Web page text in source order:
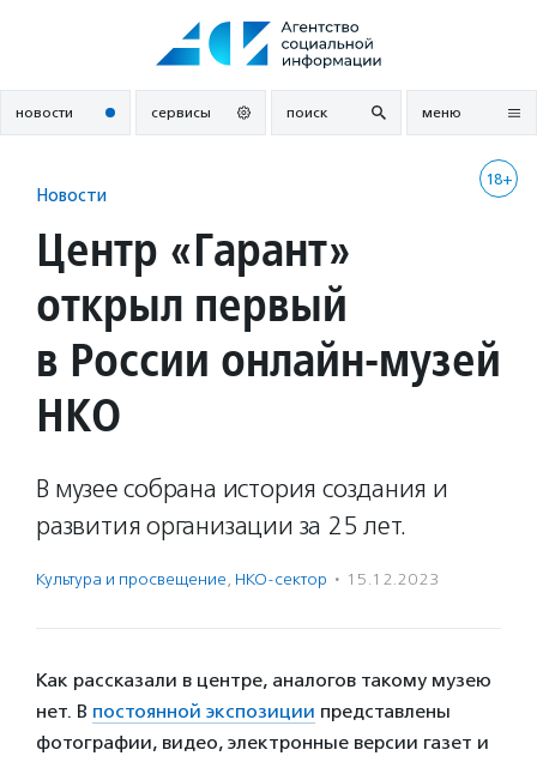
новости сервисы поиск меню
18+
Новости
Центр «Гарант»
открыл первый
в России онлайн-музей
НКО
В музее собрана история создания и
развития организации за 25 лет.
Культура и просвещение, НКО-сектор · 15.12.2023
Как рассказали в центре, аналогов такому музею
нет. В постоянной экспозиции представлены
фотографии, видео, электронные версии газет и